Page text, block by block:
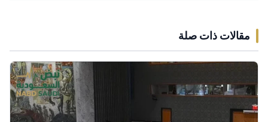
مقالات ذات صلة